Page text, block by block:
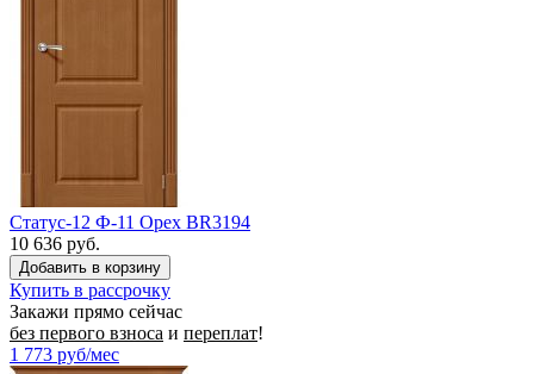
Статус-12 Ф-11 Орех BR3194
10 636 руб.
Купить в рассрочку
Закажи прямо сейчас
без первого взноса и переплат!
1 773 руб/мес